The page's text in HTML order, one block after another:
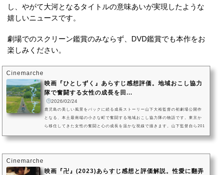
し、やがて大河となるタイトルの意味あいが実現したような
嬉しいニュースです。
劇場でのスクリーン鑑賞のみならず、DVD鑑賞でも本作をお
楽しみください。
Cinemarche
映画『ひとしずく』あらすじ感想評価。地域おこし協力
隊で奮闘する女性の成長を田...
2026/02/24
鹿児島の美しい風景をバックに続る成長ストーリー山下大裕監督の初劇場公開作
となる、本土最南端の小さな町で奮闘する地域おこし協力隊の物語です。東京か
ら移住してきた女性の奮闘と心の成長を温かな視線で描きます。山下監督自ら201
Cinemarche
映画『卍』(2023)あらすじ感想と評価解説。性愛に翻弄